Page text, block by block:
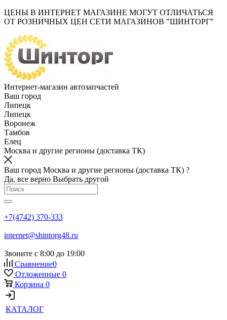
ЦЕНЫ В ИНТЕРНЕТ МАГАЗИНЕ МОГУТ ОТЛИЧАТЬСЯ
ОТ РОЗНИЧНЫХ ЦЕН СЕТИ МАГАЗИНОВ "ШИНТОРГ"
Интернет-магазин автозапчастей
Ваш город
Липецк
Липецк
Воронеж
Тамбов
Елец
Москва и другие регионы (доставка ТК)
Ваш город Москва и другие регионы (доставка ТК) ?
Да, все верно Выбрать другой
+7(4742) 370-333
internet@shintorg48.ru
Звоните с 8:00 до 19:00
Сравнение0
Отложенные 0
Корзина 0
КАТАЛОГ